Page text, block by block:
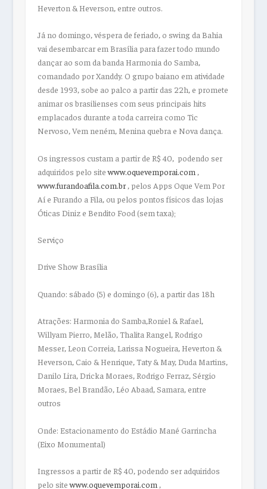
Heverton & Heverson, entre outros.
Já no domingo, véspera de feriado, o swing da Bahia
vai desembarcar em Brasília para fazer todo mundo
dançar ao som da banda Harmonia do Samba,
comandado por Xanddy. O grupo baiano em atividade
desde 1993, sobe ao palco a partir das 22h, e promete
animar os brasilienses com seus principais hits
emplacados durante a toda carreira como Tic
Nervoso,Vem neném, Menina quebra e Nova dança.
Os ingressos custam a partir de R$ 40, podendo ser
adquiridos pelo sitewww.oquevemporai.com
www.furandoafila.com.br, pelos Apps Oque Vem Por
Aí e Furando a Fila, ou pelos pontos físicos das lojas
Óticas Diniz e Bendito Food (sem taxa);
Serviço
Drive Show Brasília
Quando: sábado (5) e domingo (6), a partir das 18h
Atrações: Harmonia do Samba,Roniel & Rafael,
Willyam Pierro, Melão, Thalita Rangel, Rodrigo
Messer, Leon Correia, Larissa Nogueira, Heverton &
Heverson, Caio & Henrique, Taty & May, Duda Martins,
Danilo Lira, Dricka Moraes, Rodrigo Ferraz, Sérgio
Moraes, Bel Brandão, Léo Abaad, Samara, entre
outros
Onde: Estacionamento do Estádio Mané Garrincha
(Eixo Monumental)
Ingressos a partir de R$ 40, podendo ser adquiridos
pelo sitewww.oquevemporai.com ,